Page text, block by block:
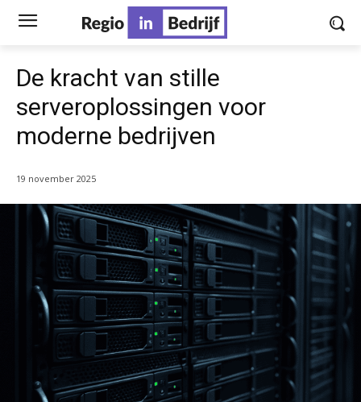
De kracht van stille
serveroplossingen voor
moderne bedrijven
19 november 2025